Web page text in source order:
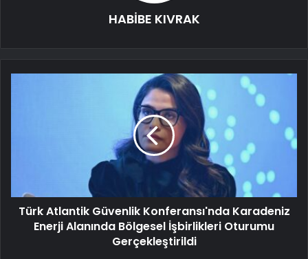
HABİBE KIVRAK
Türk Atlantik Güvenlik Konferansı'nda Karadeniz
Enerji Alanında Bölgesel İşbirlikleri Oturumu
Gerçekleştirildi